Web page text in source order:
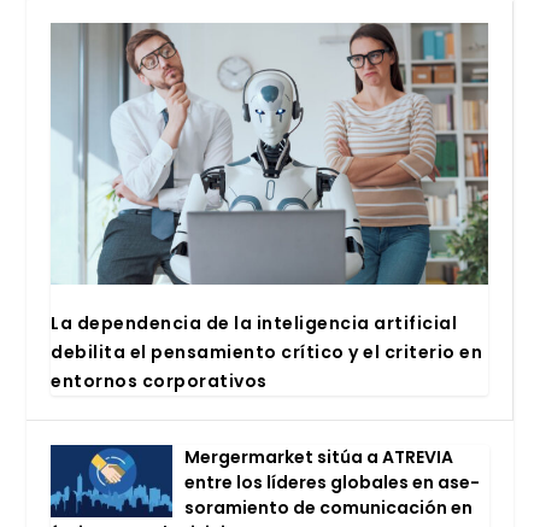
La depen­den­cia de la inte­li­gen­cia arti­fi­cial
debi­li­ta el pen­sa­mien­to crí­ti­co y el cri­te­rio en
entor­nos cor­po­ra­ti­vos
Mer­ger­mar­ket sitúa a ATRE­VIA
entre los líde­res glo­ba­les en ase­
so­ra­mien­to de comu­ni­ca­ción en